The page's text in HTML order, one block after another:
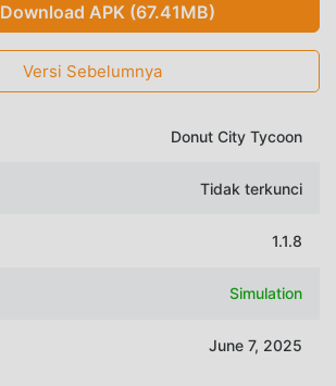
Download APK (67.41MB)
Versi Sebelumnya
Donut City Tycoon
Tidak terkunci
1.1.8
Simulation
June 7, 2025